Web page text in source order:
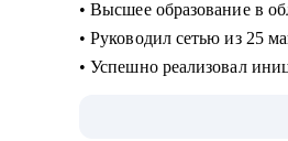
• Высшее образование в
• Руководил сетью из 25
• Успешно реализовал
• Внедрял